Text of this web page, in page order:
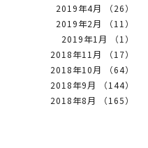
2019年4月 （26）
2019年2月 （11）
2019年1月 （1）
2018年11月 （17）
2018年10月 （64）
2018年9月 （144）
2018年8月 （165）